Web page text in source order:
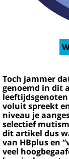
Toch jammer
genoemd in dit
voluit spreekt
niveau je
selectief
dit artikel dus
van HBplus en
veel